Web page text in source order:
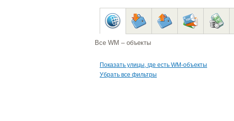
Все WM – объекты
Показать улицы, где есть WM-объекты
Убрать все фильтры